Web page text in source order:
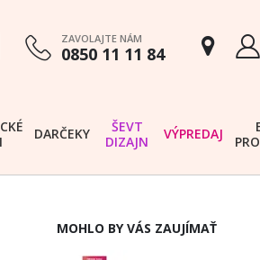
ZAVOLAJTE NÁM
0850 11 11 84
DARČEKY
ŠEVT
DIZAJN
VÝPREDAJ
MOHLO BY VÁS ZAUJÍMAŤ